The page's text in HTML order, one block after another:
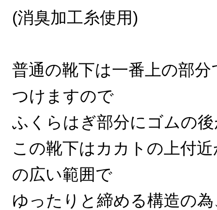
(消臭加工糸使用)
普通の靴下は一番上の部
つけますので
ふくらはぎ部分にゴムの
この靴下はカカトの上付
の広い範囲で
ゆったりと締める構造の